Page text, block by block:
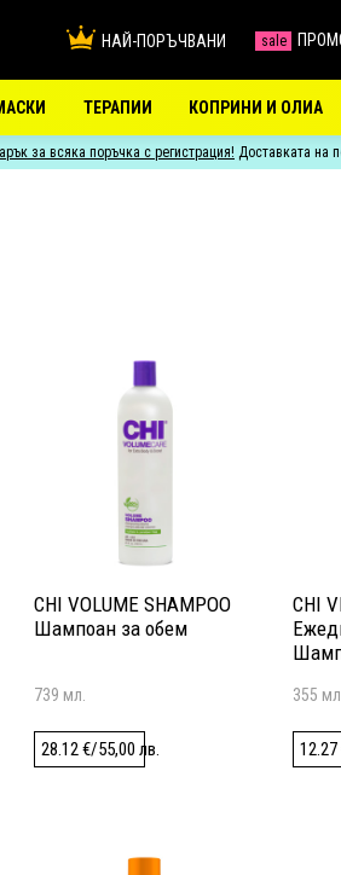
НАЙ-ПОРЪЧВАНИ sale
ТЕРАПИИ КОПРИНИ И ОЛИА
за всяка поръчка с регистрация! Доставката на
CHI VOLUME SHAMPOO
Шампоан за обем
739 мл.
28.12€/55,00 лв.
CHI
355 мл.
12.27